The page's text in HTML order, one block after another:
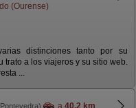
(Ourense)
distinciones tanto por su
trato a los viajeros y su sitio web.
...
a 40,2 km